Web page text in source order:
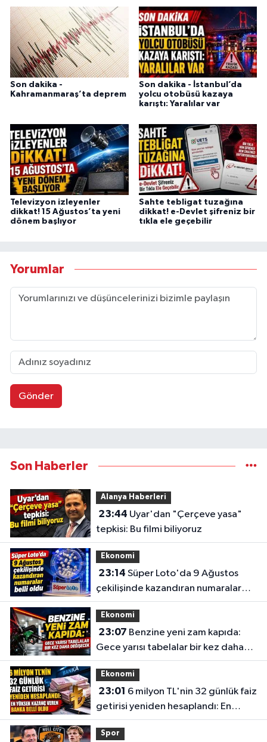
Son dakika -
Kahramanmaraş’ta deprem
Son dakika - İstanbul’da
yolcu otobüsü kazaya
karıştı: Yaralılar var
Televizyon izleyenler
dikkat! 15 Ağustos’ta yeni
dönem başlıyor
Sahte tebligat tuzağına
dikkat! e-Devlet şifreniz bir
tıkla ele geçebilir
Yorumlar
Gönder
Son Haberler
Alanya Haberleri
23:44
tepkisi: Bu filmi biliyoruz
Ekonomi
23:14
çekilişinde kazandıran numaralar
belli oldu
Ekonomi
23:07
Gece yarısı tabelalar bir kez daha
değişecek
Ekonomi
23:01
getirisi yeniden hesaplandı: En
yüksek kazanç veren banka belli
oldu
Spor